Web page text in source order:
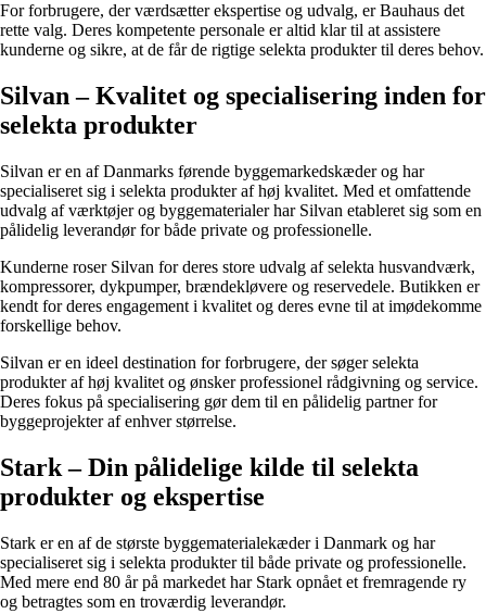
For forbrugere, der værdsætter ekspertise og udvalg, er Bauhaus det
rette valg. Deres kompetente personale er altid klar til at assistere
kunderne og sikre, at de får de rigtige selekta produkter til deres behov.
Silvan – Kvalitet og specialisering inden for
selekta produkter
Silvan er en af Danmarks førende byggemarkedskæder og har
specialiseret sig i selekta produkter af høj kvalitet. Med et omfattende
udvalg af værktøjer og byggematerialer har Silvan etableret sig som en
pålidelig leverandør for både private og professionelle.
Kunderne roser Silvan for deres store udvalg af selekta husvandværk,
kompressorer, dykpumper, brændekløvere og reservedele. Butikken er
kendt for deres engagement i kvalitet og deres evne til at imødekomme
forskellige behov.
Silvan er en ideel destination for forbrugere, der søger selekta
produkter af høj kvalitet og ønsker professionel rådgivning og service.
Deres fokus på specialisering gør dem til en pålidelig partner for
byggeprojekter af enhver størrelse.
Stark – Din pålidelige kilde til selekta
produkter og ekspertise
Stark er en af de største byggematerialekæder i Danmark og har
specialiseret sig i selekta produkter til både private og professionelle.
Med mere end 80 år på markedet har Stark opnået et fremragende ry
og betragtes som en troværdig leverandør.